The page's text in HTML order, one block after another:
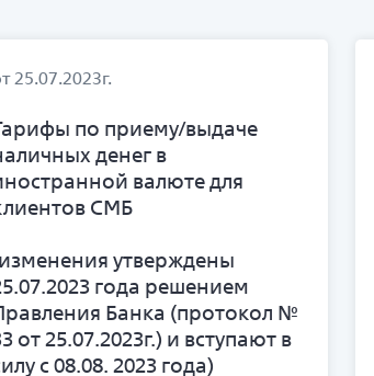
25.07.2023г.
по приему/выдаче
денег в
валюте для
СМБ
утверждены
года решением
Банка (протокол №
от 25.07.2023г.) и вступают в
с 08.08. 2023 года)